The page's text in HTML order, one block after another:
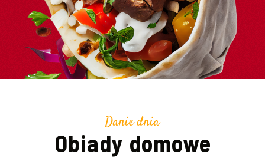
Danie dnia
Obiady domowe